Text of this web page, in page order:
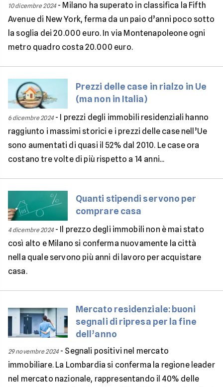
10 dicembre 2024- Milano ha superato in classifica la Fifth
Avenue di New York, ferma da un paio d’anni poco sotto
la soglia dei 20.000 euro. In via Montenapoleone ogni
metro quadro costa 20.000 euro.
Prezzi delle case in rialzo in Ue
(ma non in Italia)
6 dicembre 2024- I prezzi degli immobili residenziali hanno
raggiunto i massimi storici e i prezzi delle case nell’Ue
sono aumentati di quasi il 52% dal 2010. Le case ora
costano tre volte di più rispetto a 14 anni...
Quanti stipendi servono per
comprare casa
4 dicembre 2024- Il prezzo degli immobili non è mai stato
così alto e Milano si conferma nuovamente la città
nella quale servono più anni di lavoro per acquistare
casa.
Mercato residenziale: buoni
segnali di ripresa per la fine
dell’anno
29 novembre 2024- Segnali positivi nel mercato
immobiliare. La Lombardia si conferma la regione leader
nel mercato nazionale, rappresentando il 40% delle